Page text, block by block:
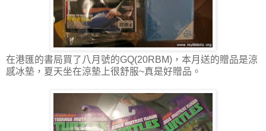
在港匯的書局買了八月號的GQ(20RBM)，本月送的贈品是涼
感冰墊，夏天坐在涼墊上很舒服~真是好贈品。